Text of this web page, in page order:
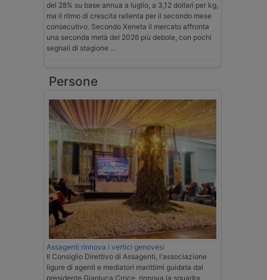
del 28% su base annua a luglio, a 3,12 dollari per kg,
ma il ritmo di crescita rallenta per il secondo mese
consecutivo. Secondo Xeneta il mercato affronta
una seconda metà del 2026 più debole, con pochi
segnali di stagione …
Persone
Assagenti rinnova i vertici genovesi
Il Consiglio Direttivo di Assagenti, l'associazione
ligure di agenti e mediatori marittimi guidata dal
presidente Gianluca Croce, rinnova la squadra